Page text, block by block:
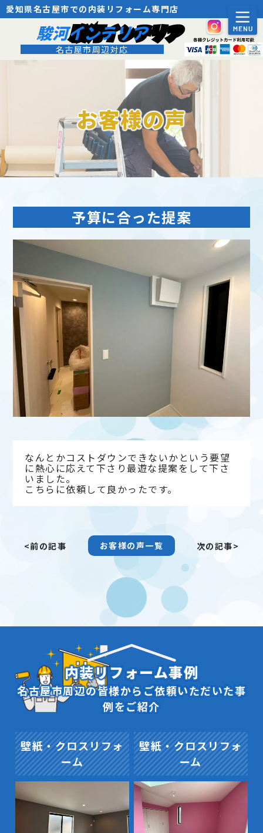
愛知県名古屋市での内装リフォーム専門店
駿河インテリア
名古屋市周辺対応
お客様の声
予算に合った提案
なんとかコストダウンできないかという要望
に熱心に応えて下さり最遊な提案をして下さ
いました。
こちらに依頼して良かったです。
<前の記事 お客様の声一覧 次の記事>
内装リフォーム事例
名古屋市周辺の皆様からご依頼いただいた事
例をご紹介
壁紙・クロスリフォ
ーム
壁紙・クロスリフォ
ーム